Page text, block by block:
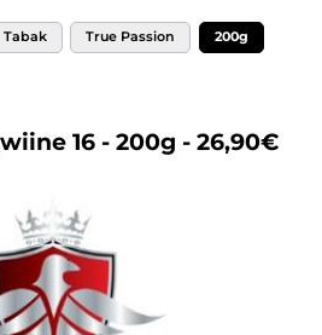
Tabak True Passion 200g
16 - 200g - 26,90€